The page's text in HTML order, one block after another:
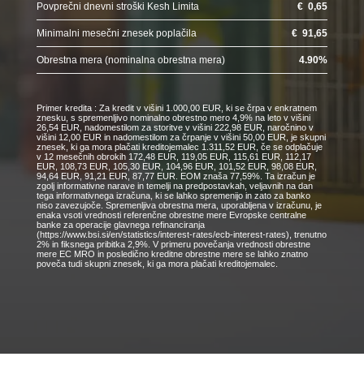
Povprečni dnevni stroški Kesh Limita €0,65
Minimalni mesečni znesek poplačila €91,65
Obrestna mera (nominalna obrestna mera) 4.90%
Primer kredita : Za kredit v višini 1.000,00 EUR, ki se črpa v enkratnem
znesku, s spremenljivo nominalno obrestno mero 4,9% na leto v višini
26,54 EUR, nadomestilom za storitve v višini 222,98 EUR, naročnino v
višini 12,00 EUR in nadomestilom za črpanje v višini 50,00 EUR, je skupni
znesek, ki ga mora plačati kreditojemalec 1.311,52 EUR, če se odplačuje
v 12 mesečnih obrokih 172,48 EUR, 119,05 EUR, 115,61 EUR, 112,17
EUR, 108,73 EUR, 105,30 EUR, 104,96 EUR, 101,52 EUR, 98,08 EUR,
94,64 EUR, 91,21 EUR, 87,77 EUR. EOM znaša 77,59%. Ta izračun je
zgolj informativne narave in temelji na predpostavkah, veljavnih na dan
tega informativnega izračuna, ki se lahko spremenijo in zato za banko
niso zavezujoče. Spremenljiva obrestna mera, uporabljena v izračunu, je
enaka vsoti vrednosti referenčne obrestne mere Evropske centralne
banke za operacije glavnega refinanciranja
(https://www.bsi.si/en/statistics/interest-rates/ecb-interest-rates), trenutno
2% in fiksnega pribitka 2,9%. V primeru povečanja vrednosti obrestne
mere EC MRO in posledično kreditne obrestne mere se lahko znatno
poveča tudi skupni znesek, ki ga mora plačati kreditojemalec.